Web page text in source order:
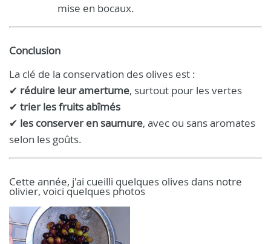
mise en bocaux.
Conclusion
La clé de la conservation des olives est :
✔ réduire leur amertume, surtout pour les vertes
✔ trier les fruits abîmés
✔ les conserver en saumure, avec ou sans aromates
selon les goûts.
Cette année, j'ai cueilli quelques olives dans notre
olivier, voici quelques photos